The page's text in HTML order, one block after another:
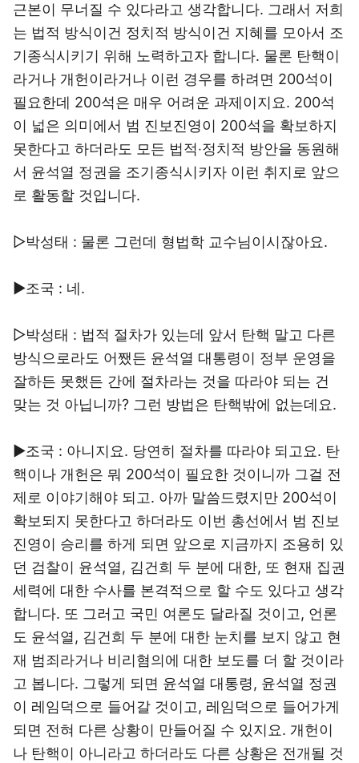
근본이 무너질 수 있다라고 생각합니다. 그래서 저희
는 법적 방식이건 정치적 방식이건 지혜를 모아서 조
기종식시키기 위해 노력하고자 합니다. 물론 탄핵이
라거나 개헌이라거나 이런 경우를 하려면 200석이
필요한데 200석은 매우 어려운 과제이지요. 200석
이 넓은 의미에서 범 진보진영이 200석을 확보하지
못한다고 하더라도 모든 법적‧정치적 방안을 동원해
서 윤석열 정권을 조기종식시키자 이런 취지로 앞으
로 활동할 것입니다.
▷박성태 : 물론 그런데 형법학 교수님이시잖아요.
▶조국 : 네.
▷박성태 : 법적 절차가 있는데 앞서 탄핵 말고 다른
방식으로라도 어쨌든 윤석열 대통령이 정부 운영을
잘하든 못했든 간에 절차라는 것을 따라야 되는 건
맞는 것 아닙니까? 그런 방법은 탄핵밖에 없는데요.
▶조국 : 아니지요. 당연히 절차를 따라야 되고요. 탄
핵이나 개헌은 뭐 200석이 필요한 것이니까 그걸 전
제로 이야기해야 되고. 아까 말씀드렸지만 200석이
확보되지 못한다고 하더라도 이번 총선에서 범 진보
진영이 승리를 하게 되면 앞으로 지금까지 조용히 있
던 검찰이 윤석열, 김건희 두 분에 대한, 또 현재 집권
세력에 대한 수사를 본격적으로 할 수도 있다고 생각
합니다. 또 그러고 국민 여론도 달라질 것이고, 언론
도 윤석열, 김건희 두 분에 대한 눈치를 보지 않고 현
재 범죄라거나 비리혐의에 대한 보도를 더 할 것이라
고 봅니다. 그렇게 되면 윤석열 대통령, 윤석열 정권
이 레임덕으로 들어갈 것이고, 레임덕으로 들어가게
되면 전혀 다른 상황이 만들어질 수 있지요. 개헌이
나 탄핵이 아니라고 하더라도 다른 상황은 전개될 것